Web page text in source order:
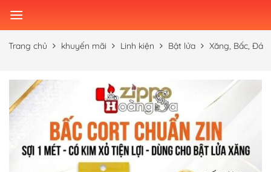
Trang chủ khuyến mãi Linh kiện Bật lửa Xăng, Bấc, Đá